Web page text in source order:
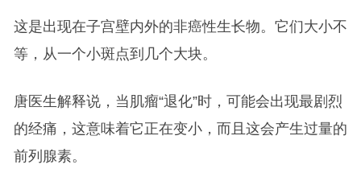
这是出现在子宫壁内外的非癌性生长物。它们大小不
等，从一个小斑点到几个大块。
唐医生解释说，当肌瘤“退化”时，可能会出现最剧烈
的经痛，这意味着它正在变小，而且这会产生过量的
前列腺素。